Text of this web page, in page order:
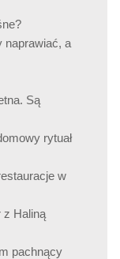
naprawiać, a
Są
rytuał
w
z Haliną
pachnący